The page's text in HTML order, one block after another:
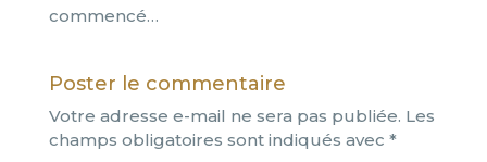
commencé…
Poster le commentaire
Votre adresse e-mail ne sera pas publiée. Les
champs obligatoires sont indiqués avec *